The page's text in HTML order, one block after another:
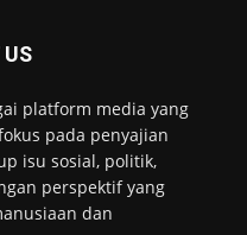
platform media yang
pada penyajian
isu sosial, politik,
perspektif yang
dan